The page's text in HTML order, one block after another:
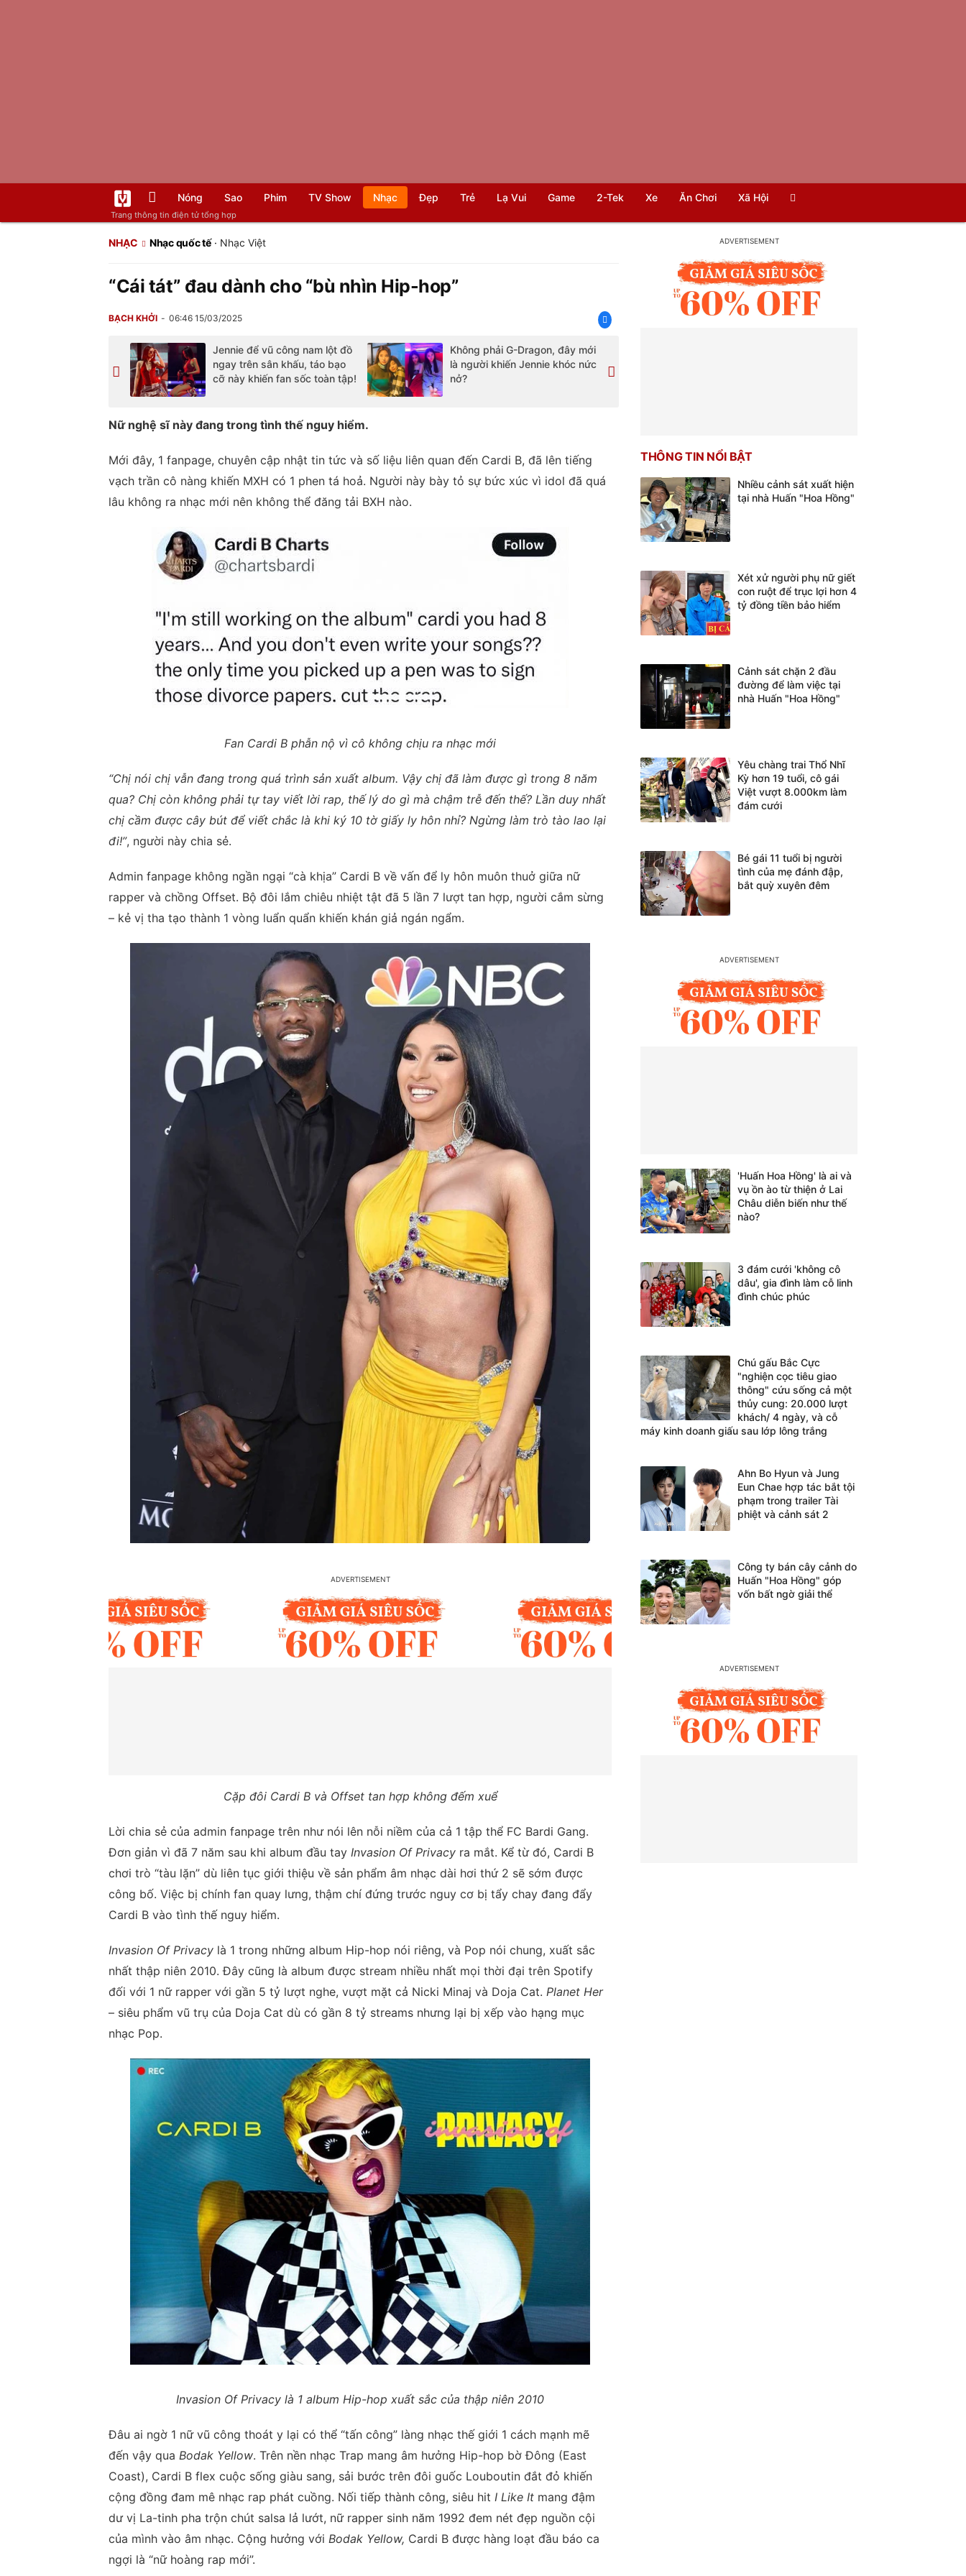
Trang thông tin điện tử tổng hợp
Nóng Sao Phim TV Show Nhạc Đẹp Trẻ Lạ Vui Game 2-Tek Xe Ăn Chơi Xã Hội
NHẠC Nhạc quốc tế · Nhạc Việt
“Cái tát” đau dành cho “bù nhìn Hip-hop”
BẠCH KHỞI 06:46 15/03/2025
Jennie để vũ công nam lột đồ
ngay trên sân khấu, táo bạo
cỡ này khiến fan sốc toàn tập!
Không phải G-Dragon, đây mới
là người khiến Jennie khóc nức
nở?
Nữ nghệ sĩ này đang trong tình thế nguy hiểm.
Mới đây, 1 fanpage, chuyên cập nhật tin tức và số liệu liên quan đến Cardi B, đã lên tiếng
vạch trần cô nàng khiến MXH có 1 phen tá hoả. Người này bày tỏ sự bức xúc vì idol đã quá
lâu không ra nhạc mới nên không thể đăng tải BXH nào.
Fan Cardi B phẫn nộ vì cô không chịu ra nhạc mới
“Chị nói chị vẫn đang trong quá trình sản xuất album. Vậy chị đã làm được gì trong 8 năm
qua? Chị còn không phải tự tay viết lời rap, thế lý do gì mà chậm trễ đến thế? Lần duy nhất
chị cầm được cây bút để viết chắc là khi ký 10 tờ giấy ly hôn nhỉ? Ngừng làm trò tào lao lại
đi!”, người này chia sẻ.
Admin fanpage không ngần ngại “cà khịa” Cardi B về vấn để ly hôn muôn thuở giữa nữ
rapper và chồng Offset. Bộ đôi lắm chiêu nhiệt tật đã 5 lần 7 lượt tan hợp, người cắm sừng
– kẻ vị tha tạo thành 1 vòng luẩn quẩn khiến khán giả ngán ngẩm.
Cặp đôi Cardi B và Offset tan hợp không đếm xuể
Lời chia sẻ của admin fanpage trên như nói lên nỗi niềm của cả 1 tập thể FC Bardi Gang.
Đơn giản vì đã 7 năm sau khi album đầu tay Invasion Of Privacy ra mắt. Kể từ đó, Cardi B
chơi trò “tàu lặn” dù liên tục giới thiệu về sản phẩm âm nhạc dài hơi thứ 2 sẽ sớm được
công bố. Việc bị chính fan quay lưng, thậm chí đứng trước nguy cơ bị tẩy chay đang đẩy
Cardi B vào tình thế nguy hiểm.
Invasion Of Privacy là 1 trong những album Hip-hop nói riêng, và Pop nói chung, xuất sắc
nhất thập niên 2010. Đây cũng là album được stream nhiều nhất mọi thời đại trên Spotify
đối với 1 nữ rapper với gần 5 tỷ lượt nghe, vượt mặt cả Nicki Minaj và Doja Cat. Planet Her
– siêu phẩm vũ trụ của Doja Cat dù có gần 8 tỷ streams nhưng lại bị xếp vào hạng mục
nhạc Pop.
Invasion Of Privacy là 1 album Hip-hop xuất sắc của thập niên 2010
Đâu ai ngờ 1 nữ vũ công thoát y lại có thể “tấn công” làng nhạc thế giới 1 cách mạnh mẽ
đến vậy qua Bodak Yellow. Trên nền nhạc Trap mang âm hưởng Hip-hop bờ Đông (East
Coast), Cardi B flex cuộc sống giàu sang, sải bước trên đôi guốc Louboutin đắt đỏ khiến
cộng đồng đam mê nhạc rap phát cuồng. Nối tiếp thành công, siêu hit I Like It mang đậm
dư vị La-tinh pha trộn chút salsa lả lướt, nữ rapper sinh năm 1992 đem nét đẹp nguồn cội
của mình vào âm nhạc. Cộng hưởng với Bodak Yellow, Cardi B được hàng loạt đầu báo ca
ngợi là “nữ hoàng rap mới”.
THÔNG TIN NỔI BẬT
Nhiều cảnh sát xuất hiện
tại nhà Huấn "Hoa Hồng"
Xét xử người phụ nữ giết
con ruột để trục lợi hơn 4
tỷ đồng tiền bảo hiểm
Cảnh sát chặn 2 đầu
đường để làm việc tại
nhà Huấn "Hoa Hồng"
Yêu chàng trai Thổ Nhĩ
Kỳ hơn 19 tuổi, cô gái
Việt vượt 8.000km làm
đám cưới
Bé gái 11 tuổi bị người
tình của mẹ đánh đập,
bắt quỳ xuyên đêm
'Huấn Hoa Hồng' là ai và
vụ ồn ào từ thiện ở Lai
Châu diễn biến như thế
nào?
3 đám cưới 'không cô
dâu', gia đình làm cỗ linh
đình chúc phúc
Chú gấu Bắc Cực
"nghiện cọc tiêu giao
thông" cứu sống cả một
thủy cung: 20.000 lượt
khách/ 4 ngày, và cỗ
máy kinh doanh giấu sau lớp lông trắng
Ahn Bo Hyun và Jung
Eun Chae hợp tác bắt tội
phạm trong trailer Tài
phiệt và cảnh sát 2
Công ty bán cây cảnh do
Huấn "Hoa Hồng" góp
vốn bất ngờ giải thể